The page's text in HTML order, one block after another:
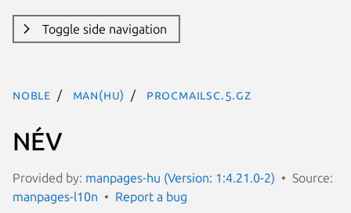
Toggle side navigation
noble man(hu) procmailsc.5.gz
NÉV
Provided by: manpages-hu (Version: 1:4.21.0-2)
Source:
manpages-l10n
Report a bug